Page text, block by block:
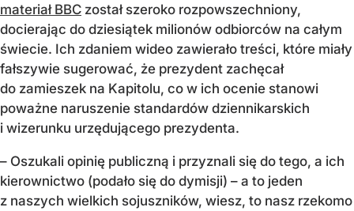
materiał BBC został szeroko rozpowszechniony,
docierając do dziesiątek milionów odbiorców na całym
świecie. Ich zdaniem wideo zawierało treści, które miały
fałszywie sugerować, że prezydent zachęcał
do zamieszek na Kapitolu, co w ich ocenie stanowi
poważne naruszenie standardów dziennikarskich
i wizerunku urzędującego prezydenta.
– Oszukali opinię publiczną i przyznali się do tego, a ich
kierownictwo (podało się do dymisji) – a to jeden
z naszych wielkich sojuszników, wiesz, to nasz rzekomo